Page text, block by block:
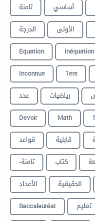
ثامنة
أساسي
الدرجة
الأولى
Equation
Inéquation
Inconnue
1ere
عدد
رياضيات
Devoir
Math
قواعد
قابلية
-ثامنة
كتاب
الأعداد
الحقيقية
Baccalauréat
تعليم